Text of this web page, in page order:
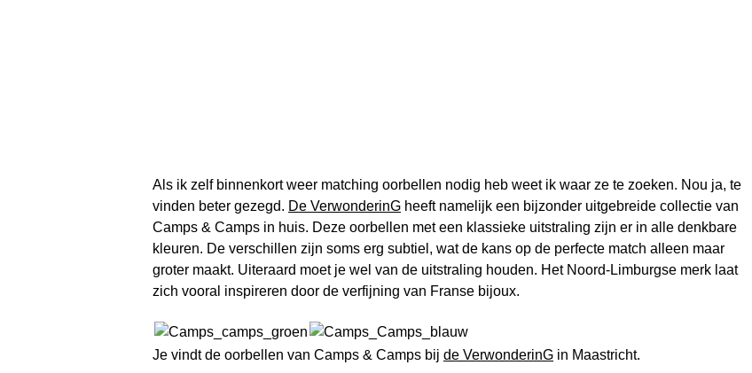
Als ik zelf binnenkort weer matching oorbellen nodig heb weet ik waar ze te zoeken. Nou ja, te
vinden beter gezegd. De VerwonderinG heeft namelijk een bijzonder uitgebreide collectie van
Camps & Camps in huis. Deze oorbellen met een klassieke uitstraling zijn er in alle denkbare
kleuren. De verschillen zijn soms erg subtiel, wat de kans op de perfecte match alleen maar
groter maakt. Uiteraard moet je wel van de uitstraling houden. Het Noord-Limburgse merk laat
zich vooral inspireren door de verfijning van Franse bijoux.
Je vindt de oorbellen van Camps & Camps bij de VerwonderinG in Maastricht.